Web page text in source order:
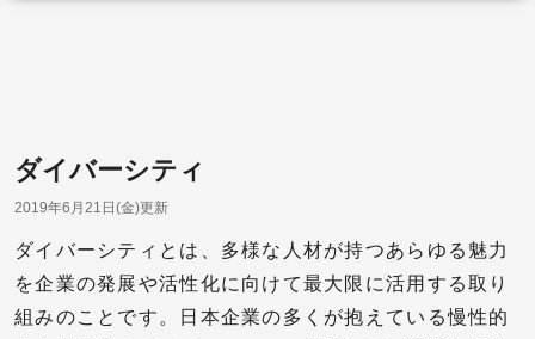
ダイバーシティ
2019年6月21日(金)更新
ダイバーシティとは、多様な人材が持つあらゆる魅力
を企業の発展や活性化に向けて最大限に活用する取り
組みのことです。日本企業の多くが抱えている慢性的